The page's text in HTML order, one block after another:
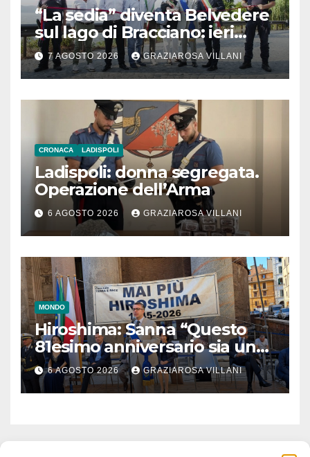
“La sedia” diventa Belvedere
sul lago di Bracciano: ieri
l’inaugurazione
7 AGOSTO 2026 GRAZIAROSA VILLANI
CRONACA LADISPOLI
Ladispoli: donna segregata.
Operazione dell’Arma
6 AGOSTO 2026 GRAZIAROSA VILLANI
MONDO
Hiroshima: Sanna “Questo
81esimo anniversario sia un
monito per tutti”
6 AGOSTO 2026 GRAZIAROSA VILLANI